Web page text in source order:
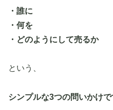
・誰に
・何を
・どのようにして売るか
という、
シンプルな3つの問いかけで